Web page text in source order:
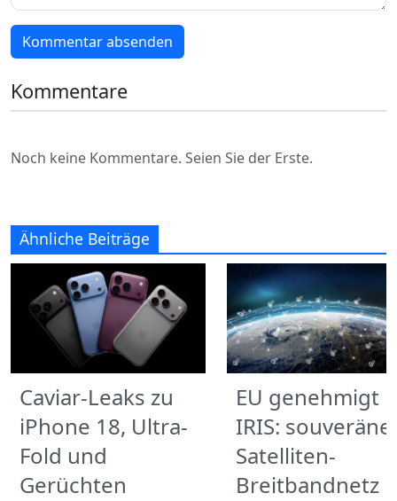
Kommentar absenden
Kommentare
Noch keine Kommentare. Seien Sie der Erste.
Ähnliche Beiträge
Caviar-Leaks zu
iPhone 18, Ultra-
Fold und
Gerüchten
EU genehmigt
IRIS:
Satelliten-
Breitbandnetz